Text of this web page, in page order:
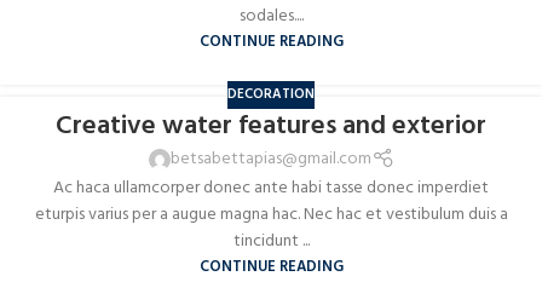
sodales....
CONTINUE READING
DECORATION
Creative water features and exterior
betsabettapias@gmail.com
Ac haca ullamcorper donec ante habi tasse donec imperdiet
eturpis varius per a augue magna hac. Nec hac et vestibulum duis a
tincidunt ...
CONTINUE READING